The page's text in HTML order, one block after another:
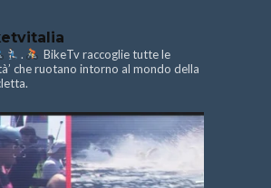
.
BikeTv raccoglie tutte le
che ruotano intorno al mondo della